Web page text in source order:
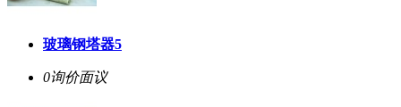
玻璃钢塔器5
0询价面议